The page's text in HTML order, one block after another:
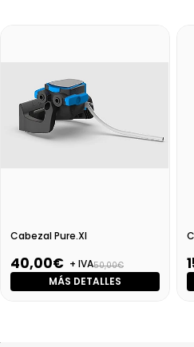
Cabezal Pure.Xl
40,00€ + IVA50,00€
MÁS DETALLES